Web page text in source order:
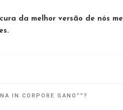
da melhor versão de nós
IN CORPORE SANO””?